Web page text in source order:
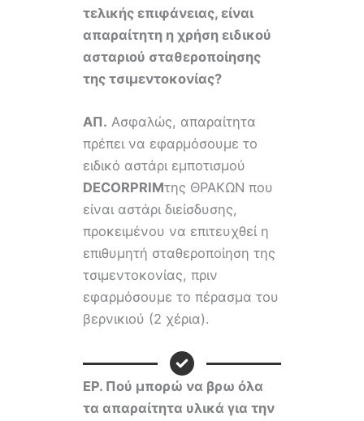
τελικής επιφάνειας, είναι
απαραίτητη η χρήση ειδικού
ασταριού σταθεροποίησης
της τσιμεντοκονίας?
ΑΠ. Ασφαλώς, απαραίτητα
πρέπει να εφαρμόσουμε το
ειδικό αστάρι εμποτισμού
DECORPRIMτης ΘΡΑΚΩΝ που
είναι αστάρι διείσδυσης,
προκειμένου να επιτευχθεί η
επιθυμητή σταθεροποίηση της
τσιμεντοκονίας, πριν
εφαρμόσουμε το πέρασμα του
βερνικιού (2 χέρια).
ΕΡ. Πού μπορώ να βρω όλα
τα απαραίτητα υλικά για την